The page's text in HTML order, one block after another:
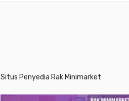
Situs Penyedia Rak Minimarket